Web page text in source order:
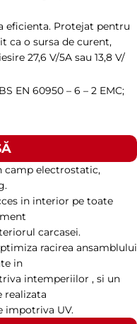
eficienta. Protejat pentru
ca o sursa de curent,
27,6 V/5A sau 13,8 V/
EN 60950 – 6 – 2 EMC;
camp electrostatic,
in interior pe toate
carcasei.
racirea ansamblului
in
intemperiilor , si un
realizata
impotriva UV.